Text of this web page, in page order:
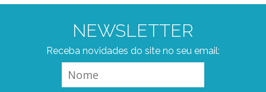
NEWSLETTER
Receba novidades do site no seu email: